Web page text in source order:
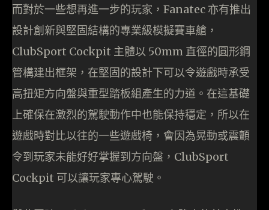
而對於一些想再進一步的玩家，Fanatec 亦有推出
設計創新與堅固結構的專業級模擬賽車艙，
ClubSport Cockpit 主體以 50mm 直徑的圓形鋼
管構建出框架，在堅固的設計下可以令遊戲時承受
高扭矩方向盤與重型踏板組產生的力道。在這基礎
上確保在激烈的駕駛動作中也能保持穩定，所以在
遊戲時對比以往的一些遊戲椅，會因為晃動或震顫
令到玩家未能好好掌握到方向盤，ClubSport
Cockpit 可以讓玩家專心駕駛。